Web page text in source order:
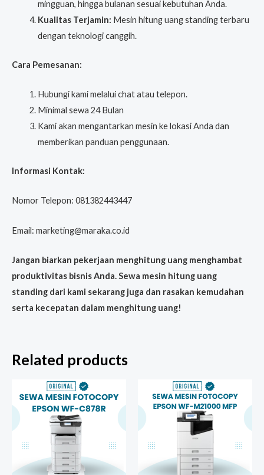
mingguan, hingga bulanan sesuai kebutuhan Anda.
Kualitas Terjamin: Mesin hitung uang standing terbaru
dengan teknologi canggih.
Cara Pemesanan:
Hubungi kami melalui chat atau telepon.
Minimal sewa 24 Bulan
Kami akan mengantarkan mesin ke lokasi Anda dan
memberikan panduan penggunaan.
Informasi Kontak:
Nomor Telepon: 081382443447
Email: marketing@maraka.co.id
Jangan biarkan pekerjaan menghitung uang menghambat
produktivitas bisnis Anda. Sewa mesin hitung uang
standing dari kami sekarang juga dan rasakan kemudahan
serta kecepatan dalam menghitung uang!
Related products